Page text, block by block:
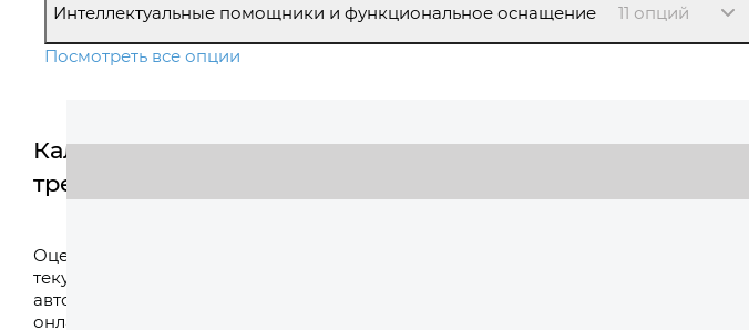
Интеллектуальные помощники и функциональное оснащение
11 опций
Посмотреть все опции
Калькулятор
трейд-ин
Оцените свой
текущий
автомобиль
онлайн